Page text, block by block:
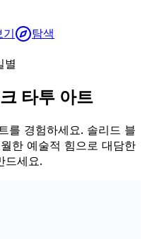
기 탐색
별
타투 아트
를 경험하세요. 솔리드 블
한 예술적 힘으로 대담한
드세요.